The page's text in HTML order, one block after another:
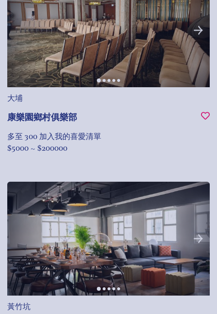
大埔
康樂園鄉村俱樂部
多至 300 加入我的喜愛清單
$5000 ~ $200000
黃竹坑